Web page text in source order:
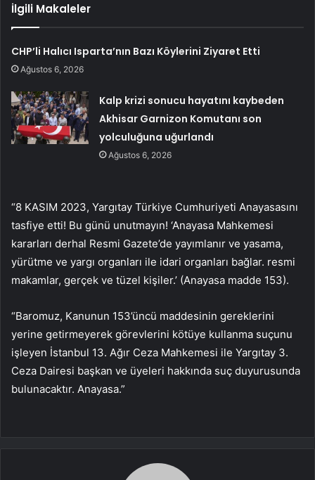
İlgili Makaleler
CHP’li Halıcı Isparta’nın Bazı Köylerini Ziyaret Etti
Ağustos 6, 2026
Kalp krizi sonucu hayatını kaybeden
Akhisar Garnizon Komutanı son
yolculuğuna uğurlandı
Ağustos 6, 2026
“8 KASIM 2023, Yargıtay Türkiye Cumhuriyeti Anayasasını
tasfiye etti! Bu günü unutmayın! ‘Anayasa Mahkemesi
kararları derhal Resmi Gazete’de yayımlanır ve yasama,
yürütme ve yargı organları ile idari organları bağlar. resmi
makamlar, gerçek ve tüzel kişiler.’ (Anayasa madde 153).
“Baromuz, Kanunun 153’üncü maddesinin gereklerini
yerine getirmeyerek görevlerini kötüye kullanma suçunu
işleyen İstanbul 13. Ağır Ceza Mahkemesi ile Yargıtay 3.
Ceza Dairesi başkan ve üyeleri hakkında suç duyurusunda
bulunacaktır. Anayasa.”